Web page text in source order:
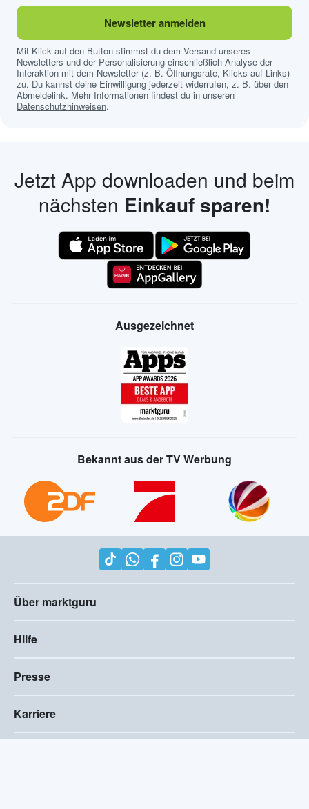
Newsletter anmelden
Mit Klick auf den Button stimmst du dem Versand unseres
Newsletters und der Personalisierung einschließlich Analyse der
Interaktion mit dem Newsletter (z. B. Öffnungsrate, Klicks auf Links)
zu. Du kannst deine Einwilligung jederzeit widerrufen, z. B. über den
Abmeldelink. Mehr Informationen findest du in unseren
Datenschutzhinweisen.
Jetzt App downloaden und beim
nächsten Einkauf sparen!
Ausgezeichnet
Bekannt aus der TV Werbung
Über marktguru
Hilfe
Presse
Karriere